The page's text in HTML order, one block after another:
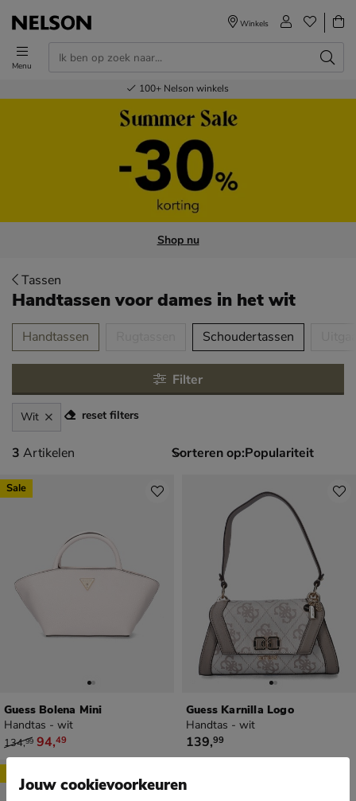
Menu
Winkels
Voor 23.00u besteld,volgende dag in huis
Gratisverzending en retour
Bestel nu,betaal later
100+ Nelson winkels
Shop nu
Tassen
Handtassen voor dames in het wit
over
Handtassen Schoudertassen
Filter
Wit reset filters
3 artikelen
3 Artikelen Sorteren op:
Guess Bolena Mini
Handtas - wit
van € 134,99 voor € 94,49
134,99 94,49
Sale
Guess Karnilla Logo
Handtas - wit
€ 139,99
139,99
Jouw cookievoorkeuren